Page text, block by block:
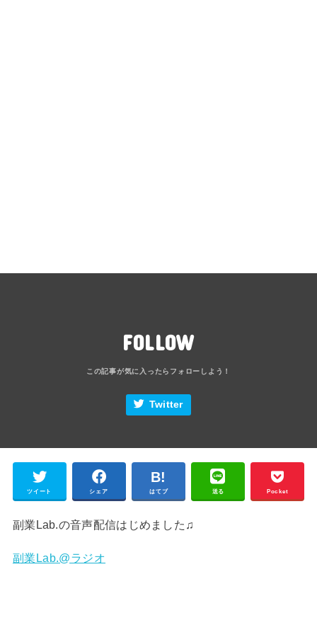
FOLLOW
Twitter
ツイート シェア はてブ 送る Pocket
副業Lab.の音声配信はじめました♫
副業Lab.@ラジオ